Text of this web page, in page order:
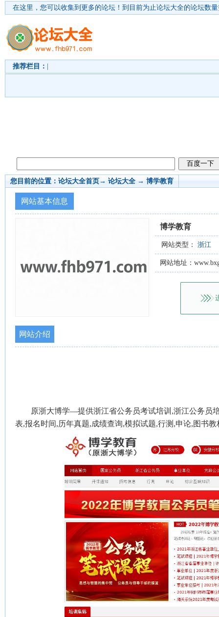
在这里，您可以收集到更多的论坛！ 到目前为止论坛大全的论坛数
推荐栏目：
您目前的位置： 论坛大全首页→ 论坛大全 → 博学教育
网站基本信息
博学教育
网站类型： 浙江
网站地址：
网站介绍
原浙大博学—提供浙江省公务员考试培训,浙江公务员
表,报名时间,历年真题,成绩查询,模拟试题,行测,申论,图书教